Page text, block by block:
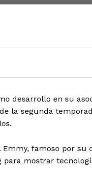
desarrollo en su
la segunda
famoso por su
para mostrar